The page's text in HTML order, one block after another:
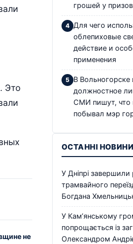
Это
не
грошей у
Для чего
облепиховые
действие и
применения
В Вольногорске
должностное
СМИ пишут, что
побывал мэр
ОСТАННІ НОВИНИ
У Дніпрі завершили
трамвайного
Богдана
У Кам’янському
попрощається із
Олександром